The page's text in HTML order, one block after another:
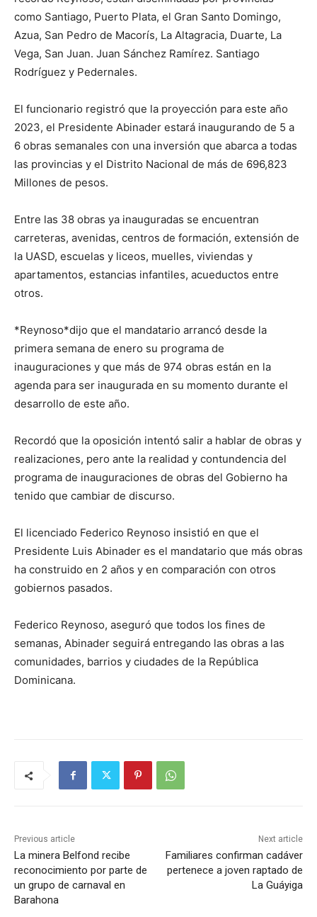
como Santiago, Puerto Plata, el Gran Santo Domingo,
Azua, San Pedro de Macorís, La Altagracia, Duarte, La
Vega, San Juan. Juan Sánchez Ramírez. Santiago
Rodríguez y Pedernales.
El funcionario registró que la proyección para este año
2023, el Presidente Abinader estará inaugurando de 5 a
6 obras semanales con una inversión que abarca a todas
las provincias y el Distrito Nacional de más de 696,823
Millones de pesos.
Entre las 38 obras ya inauguradas se encuentran
carreteras, avenidas, centros de formación, extensión de
la UASD, escuelas y liceos, muelles, viviendas y
apartamentos, estancias infantiles, acueductos entre
otros.
*Reynoso*dijo que el mandatario arrancó desde la
primera semana de enero su programa de
inauguraciones y que más de 974 obras están en la
agenda para ser inaugurada en su momento durante el
desarrollo de este año.
Recordó que la oposición intentó salir a hablar de obras y
realizaciones, pero ante la realidad y contundencia del
programa de inauguraciones de obras del Gobierno ha
tenido que cambiar de discurso.
El licenciado Federico Reynoso insistió en que el
Presidente Luis Abinader es el mandatario que más obras
ha construido en 2 años y en comparación con otros
gobiernos pasados.
Federico Reynoso, aseguró que todos los fines de
semanas, Abinader seguirá entregando las obras a las
comunidades, barrios y ciudades de la República
Dominicana.
Previous article
La minera Belfond recibe
reconocimiento por parte de
un grupo de carnaval en
Barahona
Next article
Familiares confirman cadáver
pertenece a joven raptado de
La Guáyiga